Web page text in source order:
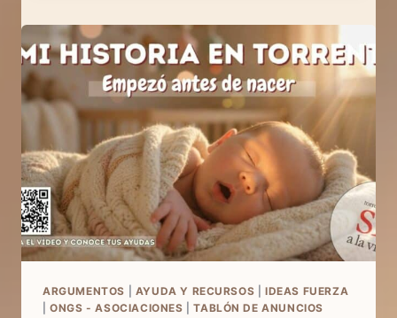
VIDA
HOY
|
TORRENT
SÍ
A
LA
VIDA
ARGUMENTOS AYUDA Y RECURSOS |IDEAS FUERZA
|ONGS - ASOCIACIONES |TABLÓN DE ANUNCIOS